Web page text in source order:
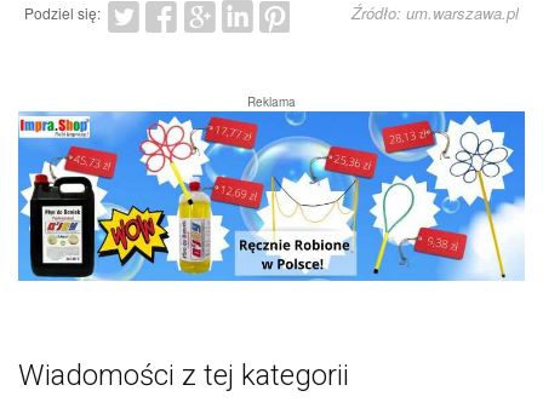
Podziel się: Źródło: um.warszawa.pl
Reklama
Wiadomości z tej kategorii